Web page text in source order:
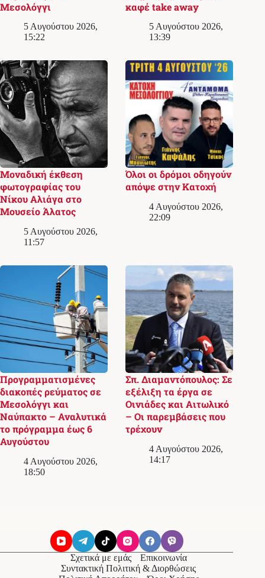
Μεσολόγγι
5 Αυγούστου 2026,
15:22
καφέ take away
5 Αυγούστου 2026,
13:39
Μοναδική έκθεση
φωτογραφίας του
Νίκου Αλιάγα στο
Μουσείο Άλατος
5 Αυγούστου 2026,
11:57
Όλοι οι δρόμοι οδηγούν
απόψε στην Κατοχή
4 Αυγούστου 2026,
22:09
Προγραμματισμένες
διακοπές ρεύματος σε
Μεσολόγγι και
Ναύπακτο – Αναλυτικά
το πρόγραμμα έως 6
Αυγούστου
4 Αυγούστου 2026,
18:50
Σπ. Διαμαντόπουλος: Σε
εξέλιξη τα έργα σε
Οινιάδες και Αιτωλικό
– Οι παρεμβάσεις που
τρέχουν
4 Αυγούστου 2026,
14:17
Σχετικά με εμάς
Επικοινωνία
Συντακτική Πολιτική & Διορθώσεις